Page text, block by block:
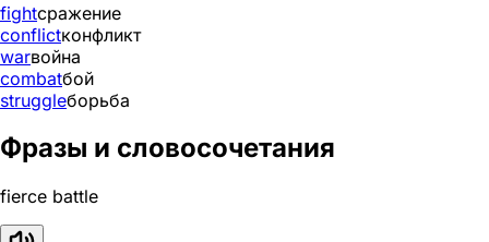
fightсражение
conflictконфликт
warвойна
combatбой
struggleборьба
Фразы и словосочетания
fierce battle